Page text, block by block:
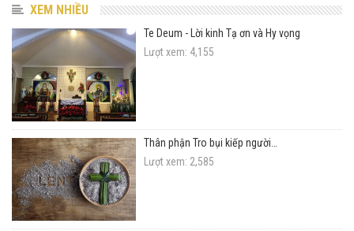
XEM NHIỀU
Te Deum - Lời kinh Tạ ơn và Hy vọng
Lượt xem: 4,155
Thân phận Tro bụi kiếp người…
Lượt xem: 2,585